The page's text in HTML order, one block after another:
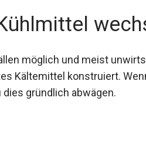
möglich und meist
Kältemittel konstruiert.
gründlich abwägen.